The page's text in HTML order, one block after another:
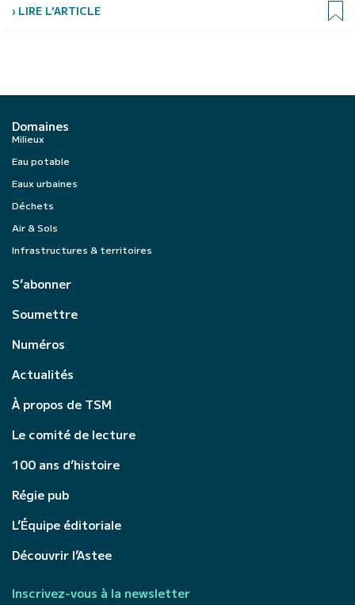
› LIRE L’ARTICLE
Domaines
Milieux
Eau potable
Eaux urbaines
Déchets
Air & Sols
Infrastructures & territoires
S’abonner
Soumettre
Numéros
Actualités
À propos de TSM
Le comité de lecture
100 ans d’histoire
Régie pub
L’Équipe éditoriale
Découvrir l’Astee
Inscrivez-vous à la newsletter